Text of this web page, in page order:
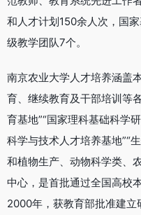
和人才计划150余人次，国
级教学团队7个。
南京农业大学人才培养涵盖
育、继续教育及干部培训等
育基地”“国家理科基础科学
科学与技术人才培养基地”“
和植物生产、动物科学类、
中心，是首批通过全国高校
2000年，获教育部批准建